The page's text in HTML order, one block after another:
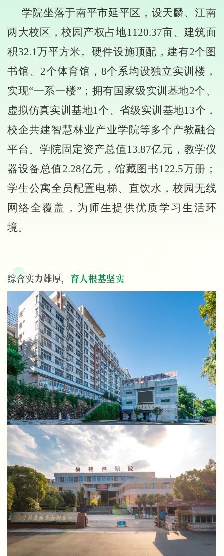
学院坐落于南平市延平区，设天麟、江南
两大校区，校园产权占地1120.37亩、建筑面
积32.1万平方米。硬件设施顶配，建有2个图
书馆、2个体育馆，8个系均设独立实训楼，
实现“一系一楼”；拥有国家级实训基地2个、
虚拟仿真实训基地1个、省级实训基地13个，
校企共建智慧林业产业学院等多个产教融合
平台。学院固定资产总值13.87亿元，教学仪
器设备总值2.28亿元，馆藏图书122.5万册；
学生公寓全员配置电梯、直饮水，校园无线
网络全覆盖，为师生提供优质学习生活环
境。
综合实力雄厚， 育人根基坚实